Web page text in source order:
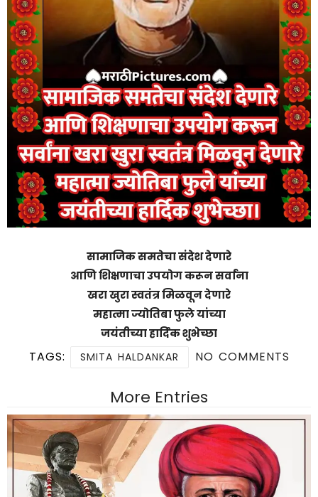
सामाजिक समतेचा संदेश देणारे
आणि शिक्षणाचा उपयोग करून सर्वांना
खरा खुरा स्वतंत्र मिळवून देणारे
महात्मा ज्योतिबा फुले यांच्या
जयंतीच्या हार्दिक शुभेच्छा
TAGS: SMITA HALDANKAR NO COMMENTS
More Entries